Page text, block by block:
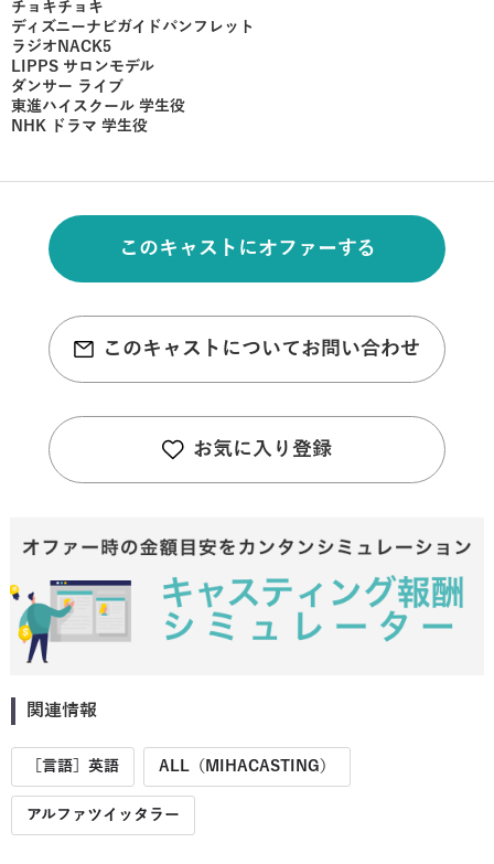
チョキチョキ
ディズニーナビガイドパンフレット
ラジオNACK5
LIPPS サロンモデル
ダンサー ライブ
東進ハイスクール 学生役
NHK ドラマ 学生役
このキャストにオファーする
このキャストについてお問い合わせ
お気に入り登録
関連情報
［言語］英語 ALL（MIHACASTING）
アルファツイッタラー